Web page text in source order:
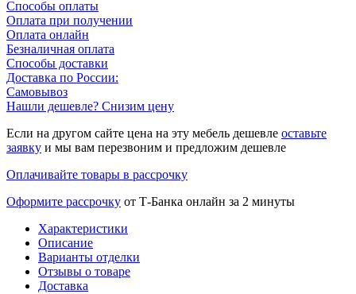
Способы оплаты
Оплата при получении
Оплата онлайн
Безналичная оплата
Способы доставки
Доставка по России:
Самовывоз
Нашли дешевле? Снизим цену
Если на другом сайте цена на эту мебель дешевле оставьте
заявку и мы вам перезвоним и предложим дешевле
Оплачивайте товары в рассрочку
Оформите рассрочку от Т-Банка онлайн за 2 минуты
Характеристики
Описание
Варианты отделки
Отзывы о товаре
Доставка